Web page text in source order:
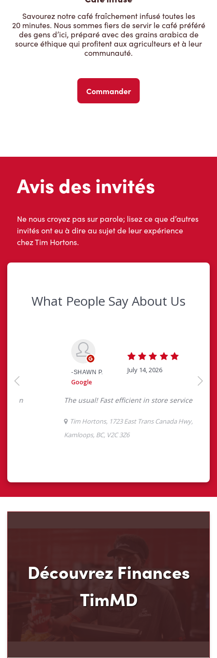
Savourez notre café fraîchement infusé toutes les
20 minutes. Nous sommes fiers de servir le café préféré
des gens d’ici, préparé avec des grains arabica de
source éthique qui profitent aux agriculteurs et à leur
communauté.
Commander
Avis des invités
Ne nous croyez pas sur parole; lisez ce que d’autres
invités ont eu à dire au sujet de leur expérience
chez Tim Hortons.
Découvrez Finances
TimMD